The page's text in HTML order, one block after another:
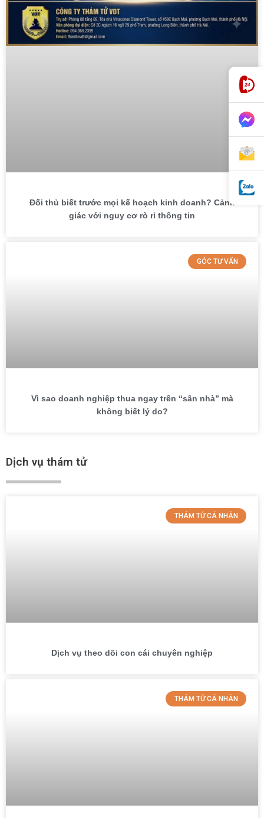
Đối thủ biết trước mọi kế hoạch kinh doanh? Cảnh
giác với nguy cơ rò rỉ thông tin
GÓC TƯ VẤN
Vì sao doanh nghiệp thua ngay trên “sân nhà” mà
không biết lý do?
Dịch vụ thám tử
THÁM TỬ CÁ NHÂN
Dịch vụ theo dõi con cái chuyên nghiệp
THÁM TỬ CÁ NHÂN